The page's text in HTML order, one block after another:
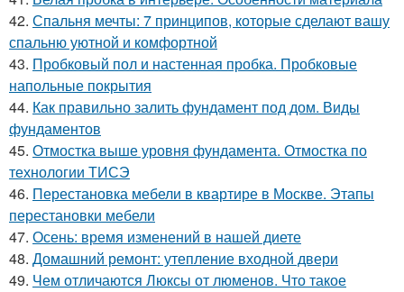
42. Спальня мечты: 7 принципов, которые сделают вашу
спальню уютной и комфортной
43. Пробковый пол и настенная пробка. Пробковые
напольные покрытия
44. Как правильно залить фундамент под дом. Виды
фундаментов
45. Отмостка выше уровня фундамента. Отмостка по
технологии ТИСЭ
46. Перестановка мебели в квартире в Москве. Этапы
перестановки мебели
47. Осень: время изменений в нашей диете
48. Домашний ремонт: утепление входной двери
49. Чем отличаются Люксы от люменов. Что такое